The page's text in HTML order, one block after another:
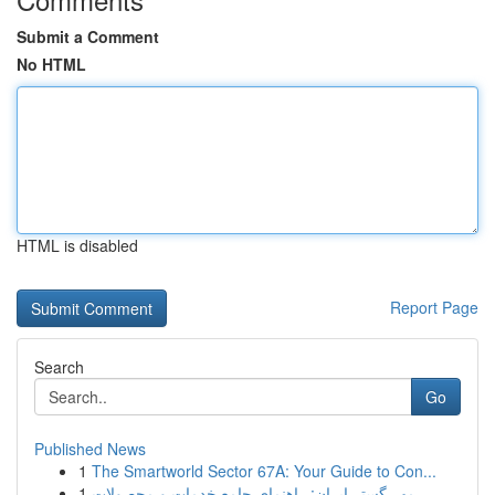
Submit a Comment
No HTML
HTML is disabled
Report Page
Search
Go
Published News
1 The Smartworld Sector 67A: Your Guide to Con...